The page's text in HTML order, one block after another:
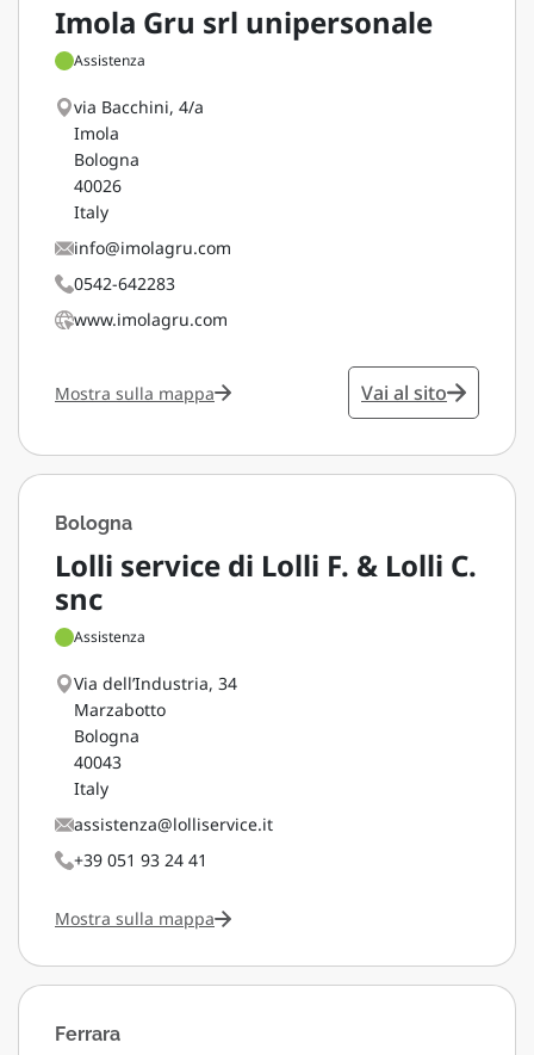
Imola Gru srl unipersonale
Assistenza
via Bacchini, 4/a
Imola
Bologna
40026
Italy
info@imolagru.com
0542-642283
www.imolagru.com
Mostra sulla mappa Vai al sito
Bologna
Lolli service di Lolli F. & Lolli C.
snc
Assistenza
Via dell’Industria, 34
Marzabotto
Bologna
40043
Italy
assistenza@lolliservice.it
+39 051 93 24 41
Mostra sulla mappa
Ferrara